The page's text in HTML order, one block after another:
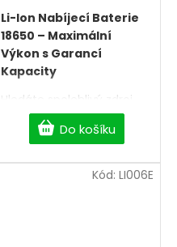
Do košíku
Li-Ion Nabíjecí Baterie
18650 – Maximální
Výkon s Garancí
Kapacity
Hledáte spolehlivý zdroj
energie pro svou čelovku,
e-cigaretu, powerbanku
nebo aku nářadí? Naše
nabíjecí baterie typu Li-
poskytují
Kód: LI006E